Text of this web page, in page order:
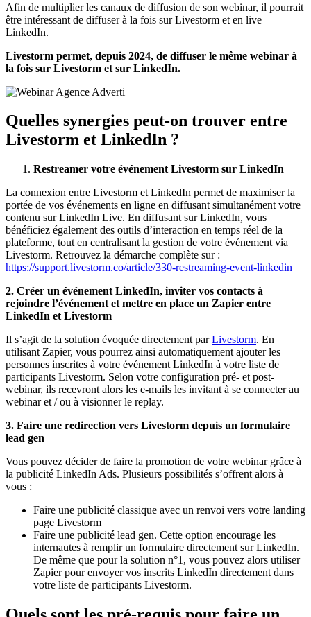
Afin de multiplier les canaux de diffusion de son webinar, il pourrait
être intéressant de diffuser à la fois sur Livestorm et en live
LinkedIn.
Livestorm permet, depuis 2024, de diffuser le même webinar à
la fois sur Livestorm et sur LinkedIn.
Quelles synergies peut-on trouver entre
Livestorm et LinkedIn ?
Restreamer votre événement Livestorm sur LinkedIn
La connexion entre Livestorm et LinkedIn permet de maximiser la
portée de vos événements en ligne en diffusant simultanément votre
contenu sur LinkedIn Live. En diffusant sur LinkedIn, vous
bénéficiez également des outils d’interaction en temps réel de la
plateforme, tout en centralisant la gestion de votre événement via
Livestorm. Retrouvez la démarche complète sur :
https://support.livestorm.co/article/330-restreaming-event-linkedin
2. Créer un événement LinkedIn, inviter vos contacts à
rejoindre l’événement et mettre en place un Zapier entre
LinkedIn et Livestorm
Il s’agit de la solution évoquée directement parLivestorm. En
utilisant Zapier, vous pourrez ainsi automatiquement ajouter les
personnes inscrites à votre événement LinkedIn à votre liste de
participants Livestorm. Selon votre configuration pré- et post-
webinar, ils recevront alors les e-mails les invitant à se connecter au
webinar et / ou à visionner le replay.
3. Faire une redirection vers Livestorm depuis un formulaire
lead gen
Vous pouvez décider de faire la promotion de votre webinar grâce à
la publicité LinkedIn Ads. Plusieurs possibilités s’offrent alors à
vous :
Faire une publicité classique avec un renvoi vers votre landing
page Livestorm
Faire une publicité lead gen. Cette option encourage les
internautes à remplir un formulaire directement sur LinkedIn.
De même que pour la solution n°1, vous pouvez alors utiliser
Zapier pour envoyer vos inscrits LinkedIn directement dans
votre liste de participants Livestorm.